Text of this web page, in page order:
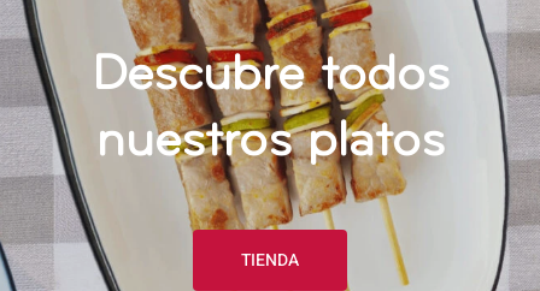
Descubre todos
nuestros platos
TIENDA